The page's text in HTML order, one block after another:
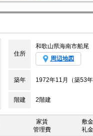
住所
和歌山県海南市船尾
周辺地図
築年 1972年11月（築53年
階建 2階建
家賃
管理費
敷金
礼金